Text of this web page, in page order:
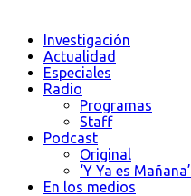
Investigación
Actualidad
Especiales
Radio
Programas
Staff
Podcast
Original
‘Y Ya es Mañana’
En los medios